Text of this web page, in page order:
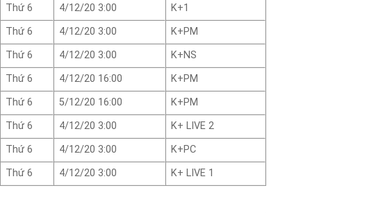
Thứ 6 4/12/20 3:00
K+1
Thứ 6 4/12/20 3:00
K+PM
Thứ 6 4/12/20 3:00
K+NS
Thứ 6 4/12/20 16:00
K+PM
Thứ 6 5/12/20 16:00
K+PM
Thứ 6 4/12/20 3:00
K+ LIVE 2
Thứ 6 4/12/20 3:00
K+PC
Thứ 6 4/12/20 3:00 K+ LIVE 1